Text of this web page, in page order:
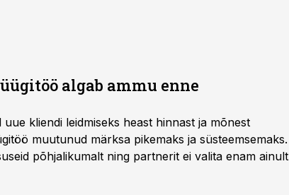
algab ammu enne
kliendi leidmiseks heast hinnast ja mõnest
muutunud märksa pikemaks ja süsteemsemaks.
põhjalikumalt ning partnerit ei valita enam ainult